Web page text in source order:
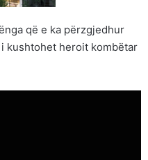
që e ka përzgjedhur
kushtohet heroit kombëtar